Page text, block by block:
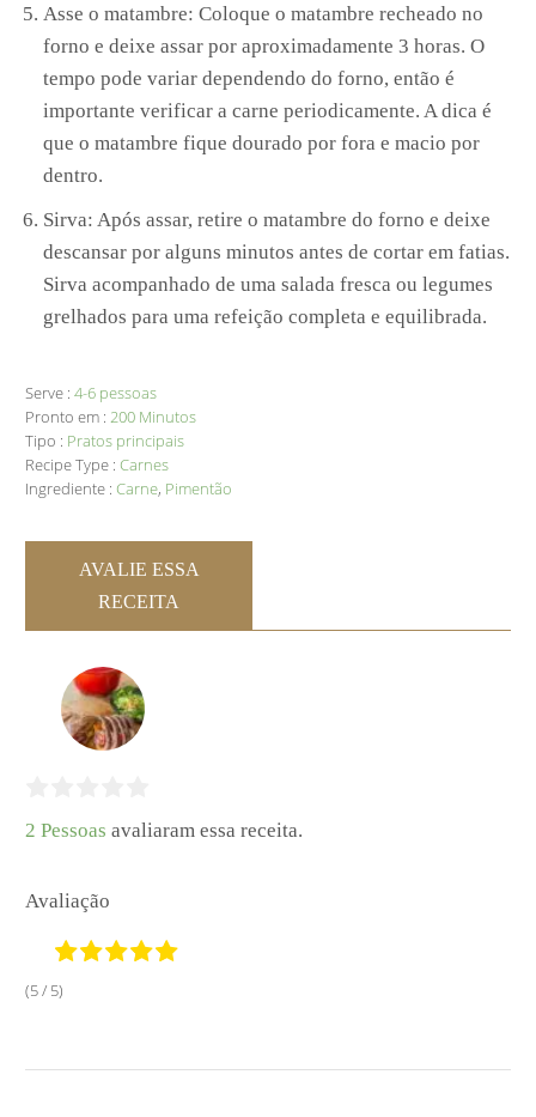
Asse o matambre: Coloque o matambre recheado no
forno e deixe assar por aproximadamente 3 horas. O
tempo pode variar dependendo do forno, então é
importante verificar a carne periodicamente. A dica é
que o matambre fique dourado por fora e macio por
dentro.
Sirva: Após assar, retire o matambre do forno e deixe
descansar por alguns minutos antes de cortar em fatias.
Sirva acompanhado de uma salada fresca ou legumes
grelhados para uma refeição completa e equilibrada.
Serve :4-6 pessoas
Pronto em :200 Minutos
Tipo : Pratos principais
Recipe Type :Carnes
Ingrediente :Carne, Pimentão
AVALIE ESSA
RECEITA
2 Pessoas avaliaram essa receita.
Avaliação
(5 / 5)